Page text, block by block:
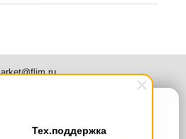
Тех.поддержка
файлы Cookies
наш сайт, высоглашаетесь с